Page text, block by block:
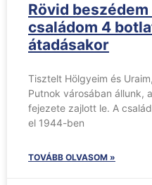
Rövid
családom 4
átadásakor
Tisztelt Hölgyeim és
Putnok városában állunk,
fejezete zajlott le. A
el 1944-ben
TOVÁBB OLVASOM »